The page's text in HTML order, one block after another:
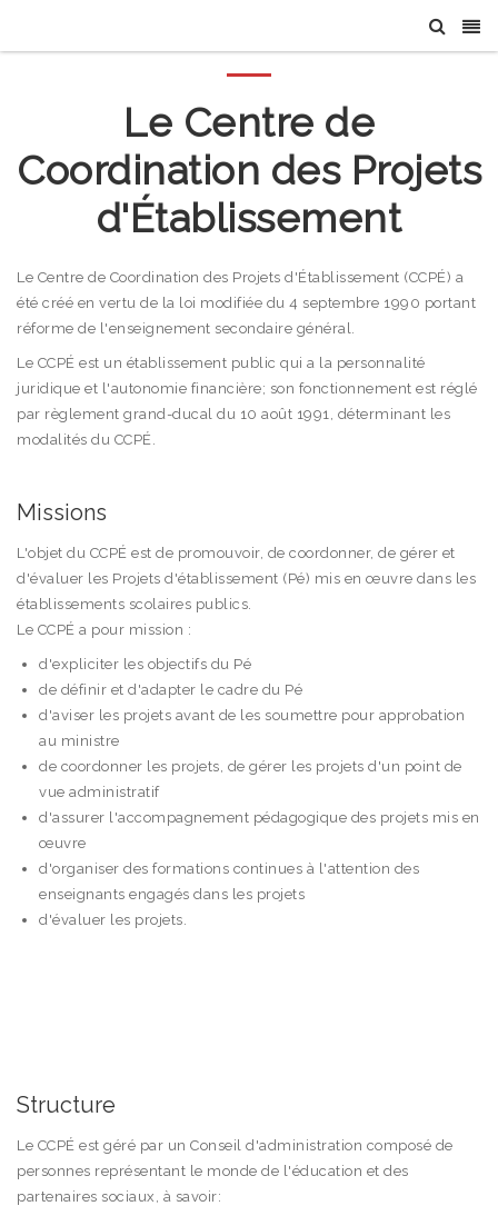
Le Centre de
Coordination des Projets
d'Établissement
Le Centre de Coordination des Projets d'Établissement (CCPÉ) a
été créé en vertu de la loi modifiée du 4 septembre 1990 portant
réforme de l'enseignement secondaire général.
Le CCPÉ est un établissement public qui a la personnalité
juridique et l'autonomie financière; son fonctionnement est réglé
par règlement grand-ducal du 10 août 1991, déterminant les
modalités du CCPÉ.
Missions
L'objet du CCPÉ est de promouvoir, de coordonner, de gérer et
d'évaluer les Projets d'établissement (Pé) mis en œuvre dans les
établissements scolaires publics.
Le CCPÉ a pour mission :
d'expliciter les objectifs du Pé
de définir et d'adapter le cadre du Pé
d'aviser les projets avant de les soumettre pour approbation
au ministre
de coordonner les projets, de gérer les projets d'un point de
vue administratif
d'assurer l'accompagnement pédagogique des projets mis en
œuvre
d'organiser des formations continues à l'attention des
enseignants engagés dans les projets
d'évaluer les projets.
Structure
Le CCPÉ est géré par un Conseil d'administration composé de
personnes représentant le monde de l'éducation et des
partenaires sociaux, à savoir: